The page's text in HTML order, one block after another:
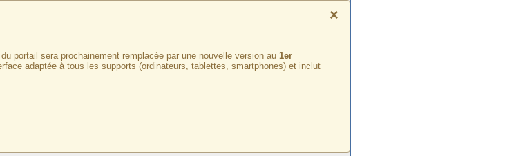
×
portail sera prochainement remplacée par une nouvelle version au 1er
adaptée à tous les supports (ordinateurs, tablettes, smartphones) et inclut